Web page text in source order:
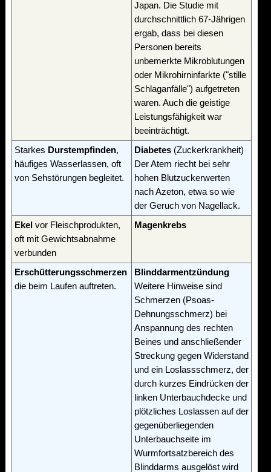
Japan. Die Studie mit
durchschnittlich 67-Jährigen
ergab, dass bei diesen
Personen bereits
unbemerkte Mikroblutungen
oder Mikrohirninfarkte ("stille
Schlaganfälle") aufgetreten
waren. Auch die geistige
Leistungsfähigkeit war
beeinträchtigt.
Starkes Durstempfinden,
häufiges Wasserlassen, oft
von Sehstörungen begleitet.
Diabetes (Zuckerkrankheit)
Der Atem riecht bei sehr
hohen Blutzuckerwerten
nach Azeton, etwa so wie
der Geruch von Nagellack.
Ekel vor Fleischprodukten,
oft mit Gewichtsabnahme
verbunden
Magenkrebs
Erschütterungsschmerzen
die beim Laufen auftreten.
Blinddarmentzündung
Weitere Hinweise sind
Schmerzen (Psoas-
Dehnungsschmerz) bei
Anspannung des rechten
Beines und anschließender
Streckung gegen Widerstand
und ein Loslassschmerz, der
durch kurzes Eindrücken der
linken Unterbauchdecke und
plötzliches Loslassen auf der
gegenüberliegenden
Unterbauchseite im
Wurmfortsatzbereich des
Blinddarms ausgelöst wird